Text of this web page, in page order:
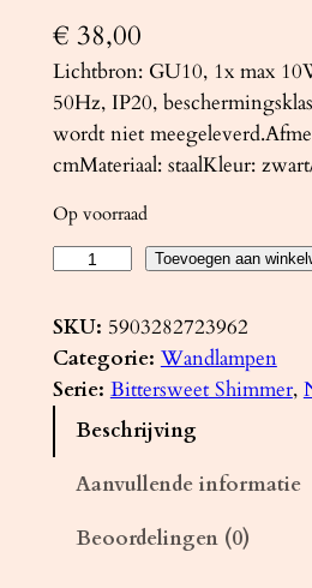
€ 38,00
Lichtbron: GU10, 1x max
50Hz, IP20,
wordt niet
cmMateriaal: staalKleur:
Op voorraad
n
d
l
Toevoegen aan
SKU: 5903282723962
Categorie: Wandlampen
Serie: Bittersweet Shimmer,
Beschrijving
Aanvullende informatie
Beoordelingen (0)